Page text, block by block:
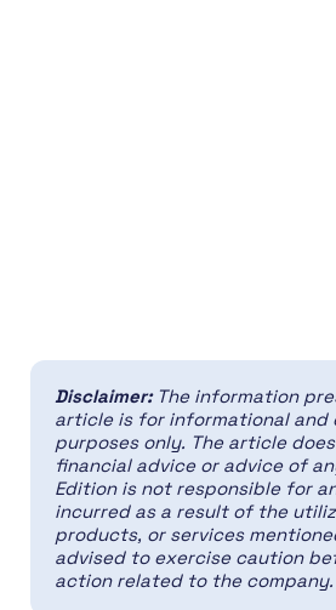
Disclaimer: The information
article is for informational and
purposes only. The article
financial advice or advice of
Edition is not responsible for
incurred as a result of the
products, or services
advised to exercise caution
action related to the company.